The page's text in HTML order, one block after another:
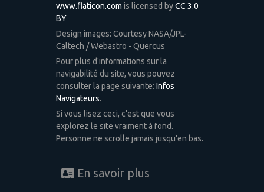
www.flaticon.com is licensed byCC 3.0
BY
Design images: Courtesy NASA/JPL-
Caltech / Webastro - Quercus
Pour plus d'informations sur la
navigabilité du site, vous pouvez
consulter la page suivante: Infos
Navigateurs.
Si vous lisez ceci, c'est que vous
explorez le site vraiment à fond.
Personne ne scrolle jamais jusqu'en bas.
En savoir plus